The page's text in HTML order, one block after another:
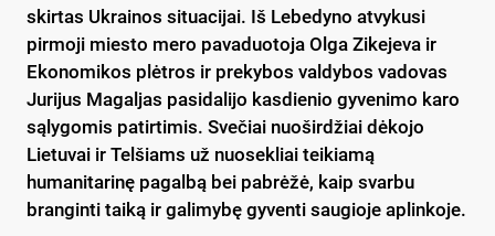
skirtas Ukrainos situacijai. Iš Lebedyno atvykusi
pirmoji miesto mero pavaduotoja Olga Zikejeva ir
Ekonomikos plėtros ir prekybos valdybos vadovas
Jurijus Magaljas pasidalijo kasdienio gyvenimo karo
sąlygomis patirtimis. Svečiai nuoširdžiai dėkojo
Lietuvai ir Telšiams už nuosekliai teikiamą
humanitarinę pagalbą bei pabrėžė, kaip svarbu
branginti taiką ir galimybę gyventi saugioje aplinkoje.